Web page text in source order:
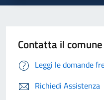
Contatta il comune
Leggi le domande
Richiedi Assistenza